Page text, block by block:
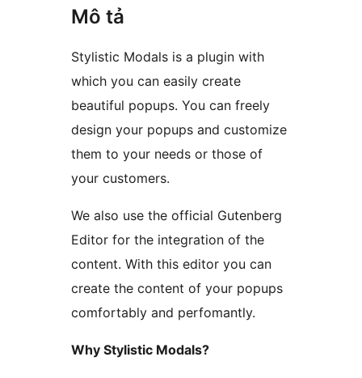
Mô tả
Stylistic Modals is a plugin with
which you can easily create
beautiful popups. You can freely
design your popups and customize
them to your needs or those of
your customers.
We also use the official Gutenberg
Editor for the integration of the
content. With this editor you can
create the content of your popups
comfortably and perfomantly.
Why Stylistic Modals?